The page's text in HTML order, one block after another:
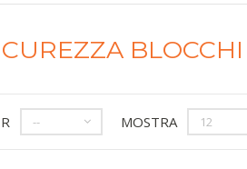
BLOCCHI
-- MOSTRA 12